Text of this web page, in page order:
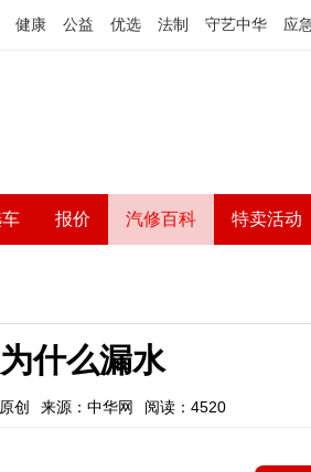
健康 公益 优选 法制 守艺中华 应
报价 汽修百科 特卖活动
什么漏水
原创 来源：中华网 阅读：4520